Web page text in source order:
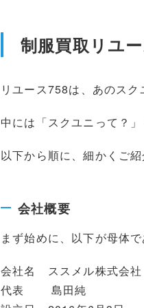
制服買取リユ
リユース758は、あのス
中には「スクユニって？
以下から順に、細かくご紹
会社概要
まず始めに、以下が母体
会社名 ススメル株式会社
代表 島田純